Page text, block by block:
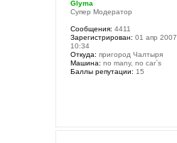
Glyma
Супер Модератор
Сообщения: 4411
Зарегистрирован: 01 апр 2007,
10:34
Откуда: пригород Чалтыря
Машина: no many, no car`s
Баллы репутации: 15